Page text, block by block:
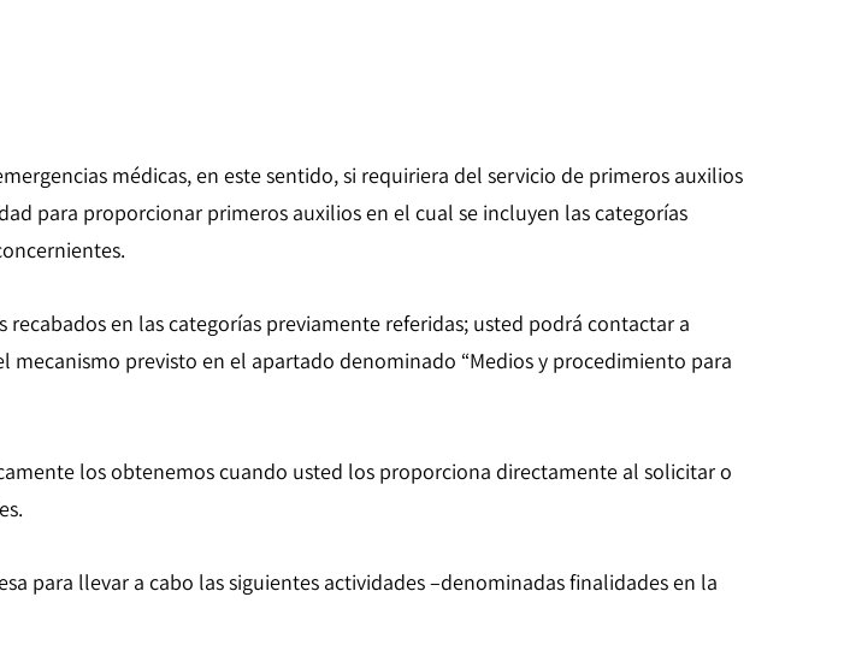
médicas, en este sentido, si requiriera del servicio de primeros auxilios
para proporcionar primeros auxilios en el cual se incluyen las categorías
en las categorías previamente referidas; usted podrá contactar a
mecanismo previsto en el apartado denominado “Medios y procedimiento para
los obtenemos cuando usted los proporciona directamente al solicitar o
para llevar a cabo las siguientes actividades –denominadas finalidades en la